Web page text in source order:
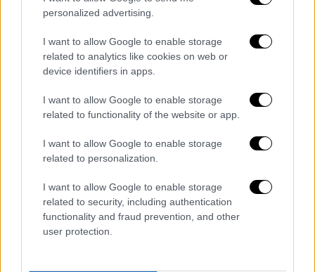
personalized advertising.
I want to allow Google to enable storage
related to analytics like cookies on web or
device identifiers in apps.
I want to allow Google to enable storage
related to functionality of the website or app.
I want to allow Google to enable storage
related to personalization.
I want to allow Google to enable storage
related to security, including authentication
functionality and fraud prevention, and other
user protection.
μπορούσα να παντρευτώ κανέναν Την ημέρα
του περιστατικού, ήθελα να δω τον γιο μου.
Δεν με άφησε οπότε πήγα στο αστυνομικό
τμήμα και υπέβαλα μήνυση. Στη συνέχεια,
καθώς επέστρεφα στο σπίτι με τον αδελφό
μου, η θεία μου με πήρε τηλέφωνο και μου
του τζαμιού και ο γιος μου έτρεξε
κατευθείαν στην αγκαλιά μου και τον πήρα.
Τότε ο πρώην σύζυγός μου και ο πατέρας
του στάθηκαν μπροστά μου, λέγοντας να
αφήσουν το παιδί να φύγει, και είπα όχι, δεν
θα το αφήσω. Η θεία μου παρενέβη και είπε